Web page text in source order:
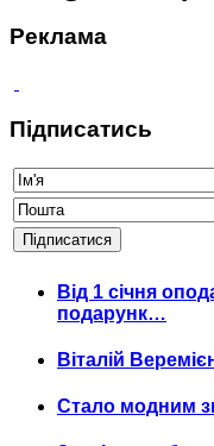
Реклама
Підписатись
Від 1 січня
подарунк…
Віталій
Стало модним